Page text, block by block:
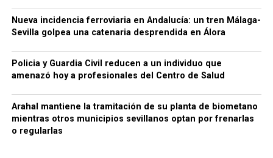
Una cuestión pendiente: medir
las diferencias de cota
El estudio arqueológico de Bellido confirma que la
topografía desempeñó un papel importante desde la
construcción inicial de la fortificación. También
demuestra la existencia de rellenos, niveles de
siempre según la investigación policial y tributaria.
Conviene mantener esta precisión: los hechos se
encuentran todavía dentro de un procedimiento
judicial y las personas investigadas conservan su
presunción de inocencia mientras no exista una
resolución judicial firme.
66.000 euros, relojes de lujo y bienes
Nueva incidencia ferroviaria en Andalucía: un tren Málaga-
Sevilla golpea una catenaria desprendida en Álora
Policia y Guardia Civil reducen a un individuo que
amenazó hoy a profesionales del Centro de Salud
Arahal mantiene la tramitación de su planta de biometano
mientras otros municipios sevillanos optan por frenarlas
o regularlas